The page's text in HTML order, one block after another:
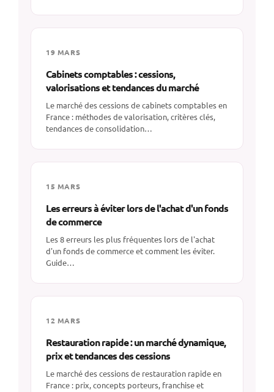
19 MARS
Cabinets comptables : cessions,
valorisations et tendances du marché
Le marché des cessions de cabinets comptables en
France : méthodes de valorisation, critères clés,
tendances de consolidation…
15 MARS
Les erreurs à éviter lors de l'achat d'un fonds
de commerce
Les 8 erreurs les plus fréquentes lors de l'achat
d'un fonds de commerce et comment les éviter.
Guide…
12 MARS
Restauration rapide : un marché dynamique,
prix et tendances des cessions
Le marché des cessions de restauration rapide en
France : prix, concepts porteurs, franchise et